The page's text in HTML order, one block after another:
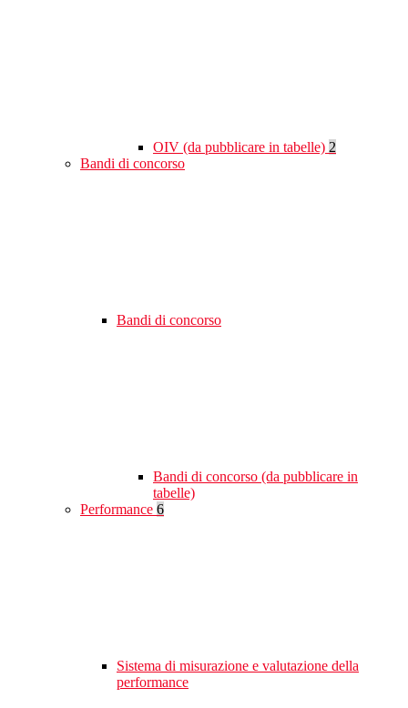
OIV (da pubblicare in tabelle) 2
Bandi di concorso
Bandi di concorso
Bandi di concorso (da pubblicare in
tabelle)
Performance 6
Sistema di misurazione e valutazione della
performance